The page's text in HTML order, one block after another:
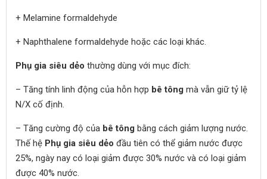
+ Melamine formaldehyde
+ Naphthalene formaldehyde hoặc các loại khác.
Phụ gia siêu dẻo thường dùng với mục đích:
– Tăng tính linh động của hỗn hợp bê tông mà vẫn giữ tỷ lệ
N/X cố định.
– Tăng cường độ của bê tông bằng cách giảm lượng nước.
Thế hệ Phụ gia siêu dẻo đầu tiên có thể giảm nước được
25%, ngày nay có loại giảm được 30% nước và có loại giảm
được 40% nước.